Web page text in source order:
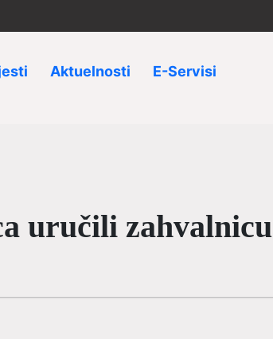
Aktuelnosti E-Servisi
uručili zahvalnicu